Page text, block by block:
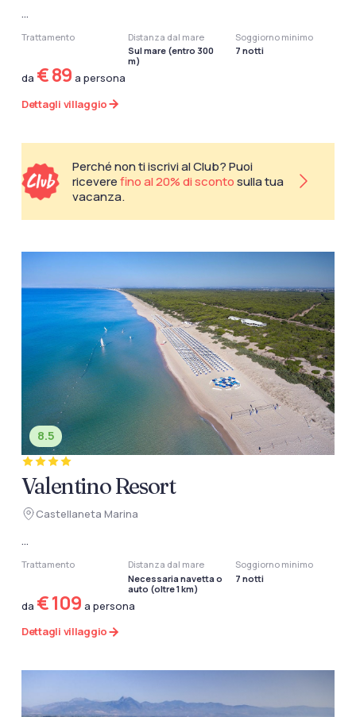
...
Trattamento
Distanza dal mare
Sul mare (entro 300
m)
Soggiorno minimo
7 notti
da € 89 a persona
Dettagli villaggio
Perché non ti iscrivi al Club? Puoi
riceverefino al 20% di scontosulla tua
vacanza.
8.5
Valentino Resort
Castellaneta Marina
...
Trattamento
Distanza dal mare
Necessaria navetta o
auto (oltre 1 km)
Soggiorno minimo
7 notti
da € 109 a persona
Dettagli villaggio